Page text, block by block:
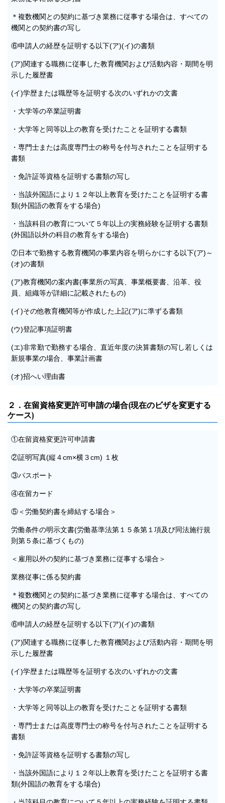
＊複数機関との契約に基づき業務に従事する場合は、すべての
機関との契約書の写し
⑥申請人の経歴を証明する以下(ア)(イ)の書類
(ア)関連する職務に従事した教育機関および活動内容・期間を明
示した履歴書
(イ)学歴または職歴等を証明する次のいずれかの文書
・大学等の卒業証明書
・大学等と同等以上の教育を受けたことを証明する書類
・専門士または高度専門士の称号を付与されたことを証明する
書類
・免許証等資格を証明する書類の写し
・当該外国語により１２年以上教育を受けたことを証明する書
類(外国語の教育をする場合)
・当該科目の教育について５年以上の実務経験を証明する書類
(外国語以外の科目の教育をする場合)
⑦日本で勤務する教育機関の事業内容を明らかにする以下(ア)～
(オ)の書類
(ア)教育機関の案内書(事業所の写真、事業概要書、沿革、役
員、組織等が詳細に記載されたもの)
(イ)その他教育機関等が作成した上記(ア)に準ずる書類
(ウ)登記事項証明書
(エ)非常勤で勤務する場合、直近年度の決算書類の写し若しくは
新規事業の場合、事業計画書
(オ)招へい理由書
２． 在留資格変更許可申請の場合(現在のビザを変更する
ケース)
①在留資格変更許可申請書
②証明写真(縦４cm×横３cm) １枚
③パスポート
④在留カード
⑤＜労働契約書を締結する場合＞
労働条件の明示文書(労働基準法第１５条第１項及び同法施行規
則第５条に基づくもの)
＜雇用以外の契約に基づき業務に従事する場合＞
業務従事に係る契約書
＊複数機関との契約に基づき業務に従事する場合は、すべての
機関との契約書の写し
⑥申請人の経歴を証明する以下(ア)(イ)の書類
(ア)関連する職務に従事した教育機関および活動内容・期間を明
示した履歴書
(イ)学歴または職歴等を証明する次のいずれかの文書
・大学等の卒業証明書
・大学等と同等以上の教育を受けたことを証明する書類
・専門士または高度専門士の称号を付与されたことを証明する
書類
・免許証等資格を証明する書類の写し
・当該外国語により１２年以上教育を受けたことを証明する書
類(外国語の教育をする場合)